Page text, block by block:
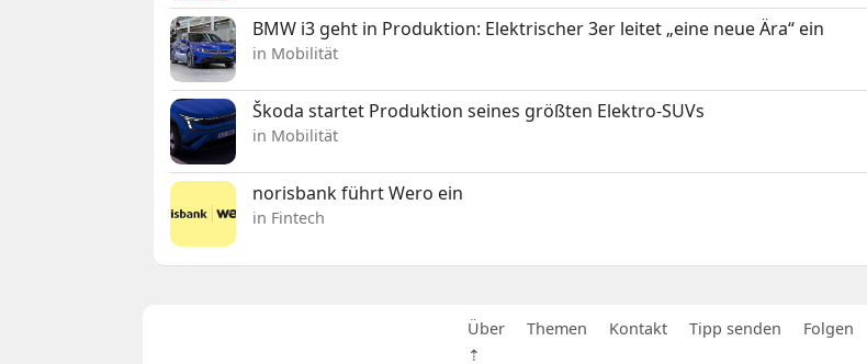
BMW i3 geht in Produktion: Elektrischer 3er leitet „eine neue Ära“ ein
in Mobilität
Škoda startet Produktion seines größten Elektro-SUVs
in Mobilität
norisbank führt Wero ein
in Fintech
Über Themen Kontakt Tipp senden Folgen
⇡